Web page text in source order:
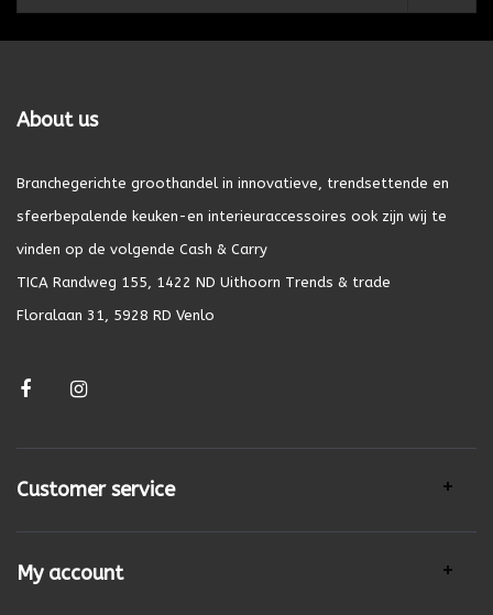
About us
Branchegerichte groothandel in innovatieve, trendsettende en
sfeerbepalende keuken-en interieuraccessoires ook zijn wij te
vinden op de volgende Cash & Carry
TICA Randweg 155, 1422 ND Uithoorn Trends & trade
Floralaan 31, 5928 RD Venlo
Customer service
My account